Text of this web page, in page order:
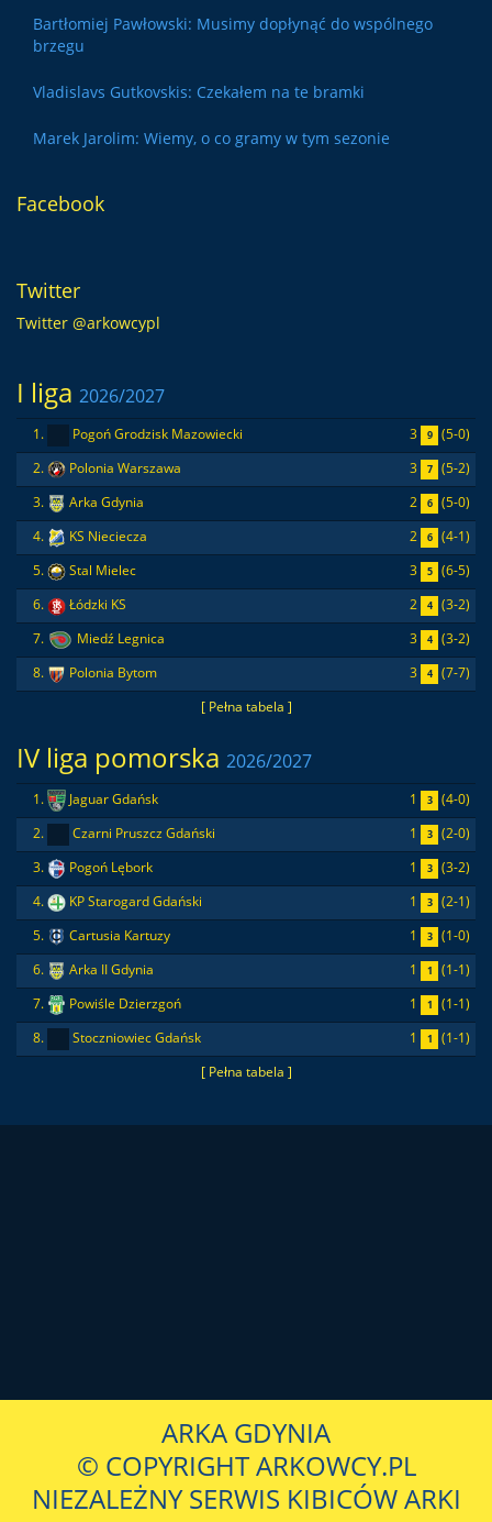
Bartłomiej Pawłowski: Musimy dopłynąć do wspólnego
brzegu
Vladislavs Gutkovskis: Czekałem na te bramki
Marek Jarolim: Wiemy, o co gramy w tym sezonie
Facebook
Twitter
Twitter @arkowcypl
I liga 2026/2027
[ Pełna tabela ]
1. Pogoń Grodzisk Mazowiecki 3 9
(5-0)
2.
Polonia Warszawa 3 7
(5-2)
3.
Arka Gdynia 2 6
(5-0)
4.
KS Nieciecza 2 6
(4-1)
5.
Stal Mielec 3 5
(6-5)
6.
Łódzki KS 2 4
(3-2)
7.
Miedź Legnica 3 4
(3-2)
8.
Polonia Bytom 3 4 (7-7)
IV liga pomorska 2026/2027
[ Pełna tabela ]
1. Jaguar Gdańsk 1 3
(4-0)
2.
Czarni Pruszcz Gdański 1 3
(2-0)
3.
Pogoń Lębork 1 3
(3-2)
4.
KP Starogard Gdański 1 3
(2-1)
5.
Cartusia Kartuzy 1 3
(1-0)
6.
Arka II Gdynia 1 1
(1-1)
7.
Powiśle Dzierzgoń 1 1
(1-1)
8.
Stoczniowiec Gdańsk 1 1 (1-1)
ARKA GDYNIA
© COPYRIGHT ARKOWCY.PL
NIEZALEŻNY SERWIS KIBICÓW ARKI